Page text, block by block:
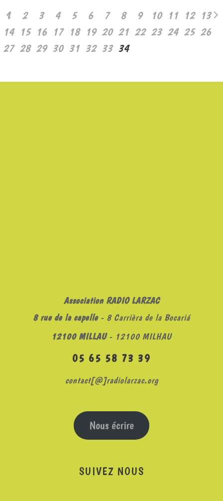
1 2 3 4 5 6 7 8 9 10 11 12 13
14 15 16 17 18 19 20 21 22 23 24 25 26
27 28 29 30 31 32 33 34
Association RADIO LARZAC
8 rue de la capelle- 8 Carrièra de la Bocariá
12100 MILLAU- 12100 MILHAU
05 65 58 73 39
contact[@]radiolarzac.org
Nous écrire
SUIVEZ NOUS